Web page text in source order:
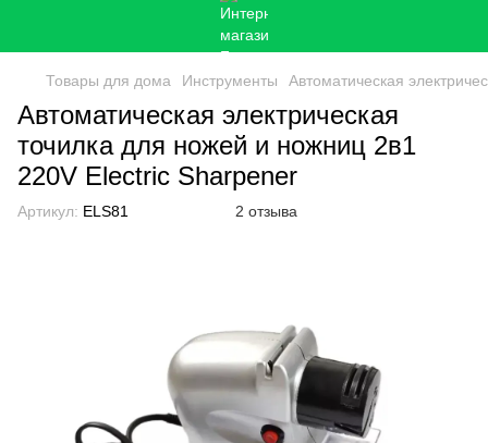
Товары для дома Инструменты Автоматическая
Автоматическая электрическая
точилка для ножей и ножниц 2в1
220V Electric Sharpener
Артикул: ELS81 2 отзыва